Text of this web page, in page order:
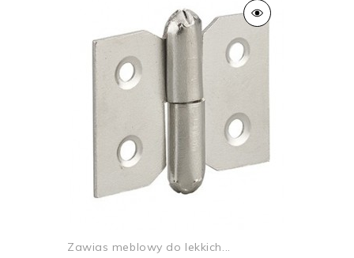
Zawias meblowy do lekkich...